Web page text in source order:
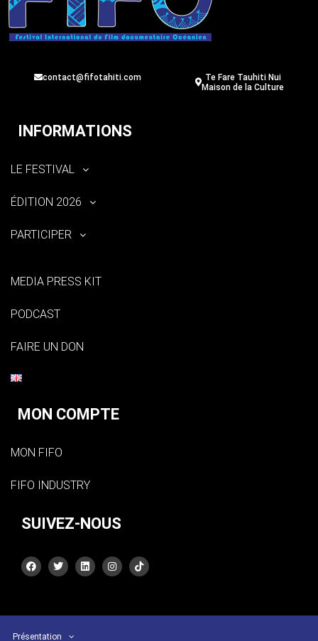
contact@fifotahiti.com
Te Fare Tauhiti Nui
Maison de la Culture
INFORMATIONS
LE FESTIVAL
ÉDITION 2026
PARTICIPER
MEDIA PRESS KIT
PODCAST
FAIRE UN DON
MON COMPTE
MON FIFO
FIFO INDUSTRY
SUIVEZ-NOUS
Présentation